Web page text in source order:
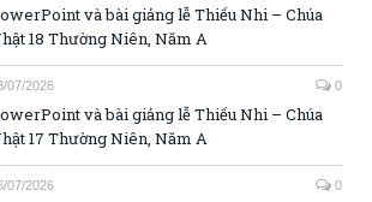
và bài giảng lễ Thiếu Nhi – Chúa
18 Thường Niên, Năm A
07/2026 0
và bài giảng lễ Thiếu Nhi – Chúa
17 Thường Niên, Năm A
07/2026 0